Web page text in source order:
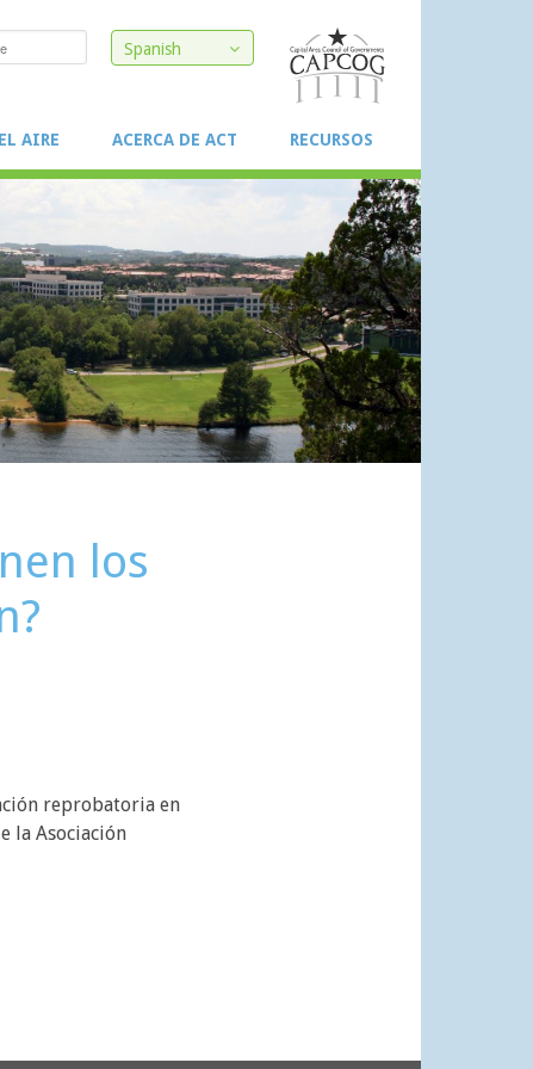
Spanish
AIRE ACERCA DE ACT RECURSOS
los
reprobatoria en
la Asociación